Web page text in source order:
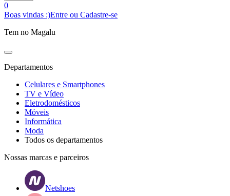
0
Boas vindas :)Entre ou Cadastre-se
Tem no Magalu
Departamentos
Celulares e Smartphones
TV e Vídeo
Eletrodomésticos
Móveis
Informática
Moda
Todos os departamentos
Nossas marcas e parceiros
Netshoes